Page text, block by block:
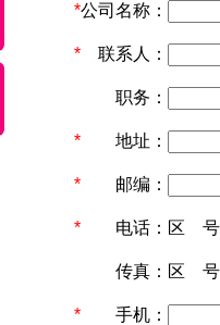
*公司名称：
* 联系人：
职务：
* 地址：
* 邮编：
* 电话： 区
传真： 区
* 手机：